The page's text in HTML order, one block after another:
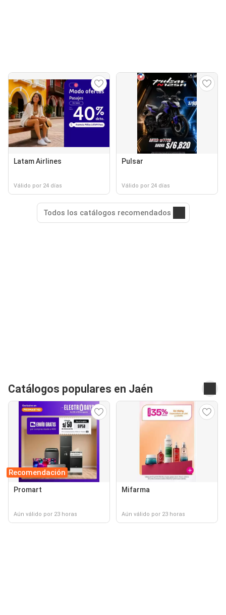
Latam Airlines
Válido por 24 días
Pulsar
Válido por 24 días
Todos los catálogos recomendados
Catálogos populares en Jaén
Recomendación
Promart
Aún válido por 23 horas
Mifarma
Aún válido por 23 horas